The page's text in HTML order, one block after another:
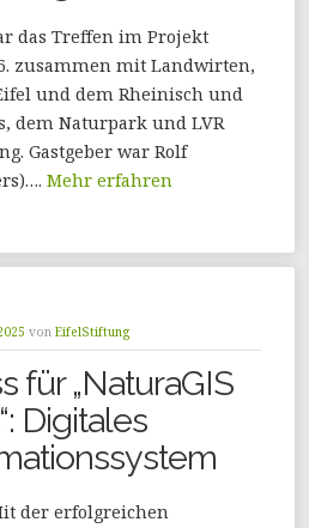
das Treffen im Projekt
zusammen mit Landwirten,
und dem Rheinisch und
dem Naturpark und LVR
Gastgeber war Rolf
Mehr erfahren
von EifelStiftung
für „NaturaGIS
Digitales
der erfolgreichen